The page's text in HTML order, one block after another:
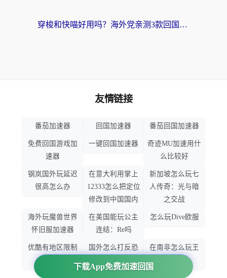
穿梭和快喵好用吗？海外党亲测3款回国加速器，附日本回国VPN避坑指南
下载App免费加速回国
友情链接
番茄加速器 回国加速器 番茄回国加速器
免费回国游戏加
速器
一键回国加速器
奇迹MU加速用什
么比较好
钢岚国外玩延迟
很高怎么办
在意大利用掌上
12333怎么把定位
修改到中国国内
新加坡怎么玩七
人传奇：光与暗
之交战
海外玩魔兽世界
怀旧服加速器
在美国能玩公主
连结：Re吗
怎么玩Dive欧服
优酷有地区限制
国外怎么打反恐
精英：全球攻势
在南非怎么玩王